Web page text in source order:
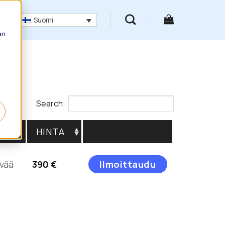
Suomi
Search:
HINTA
390 € Ilmoittaudu
Tällä